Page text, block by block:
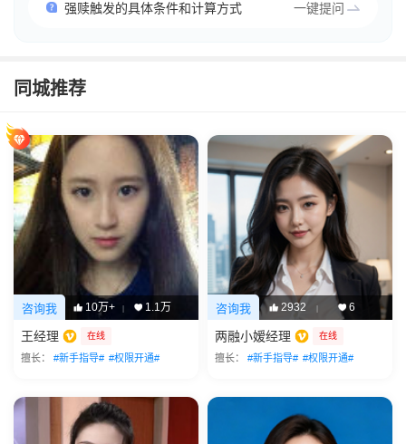
强赎触发的具体条件和计算方式 一键提问
同城推荐
咨询我 10万+ | 1.1万
王经理 在线
擅长： #新手指导# #权限开通#
咨询我 2932 | 6
两融小嫒经理 在线
擅长： #新手指导# #权限开通#